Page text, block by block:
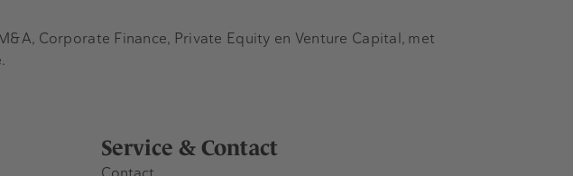
Service & Contact
Corporate Finance, Private Equity en Venture Capital, met